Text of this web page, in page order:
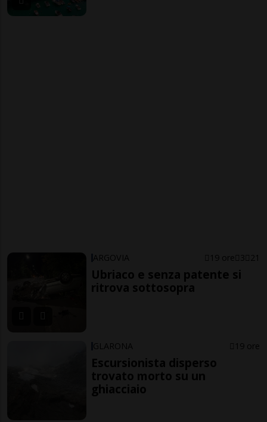
ARGOVIA 19 ore 3 21
Ubriaco e senza patente si
ritrova sottosopra
GLARONA 19 ore
Escursionista disperso
trovato morto su un
ghiacciaio